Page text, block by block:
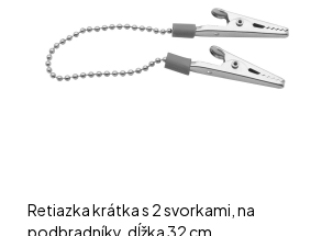
Retiazka krátka s 2 svorkami, na
podbradníky, dĺžka 32 cm.